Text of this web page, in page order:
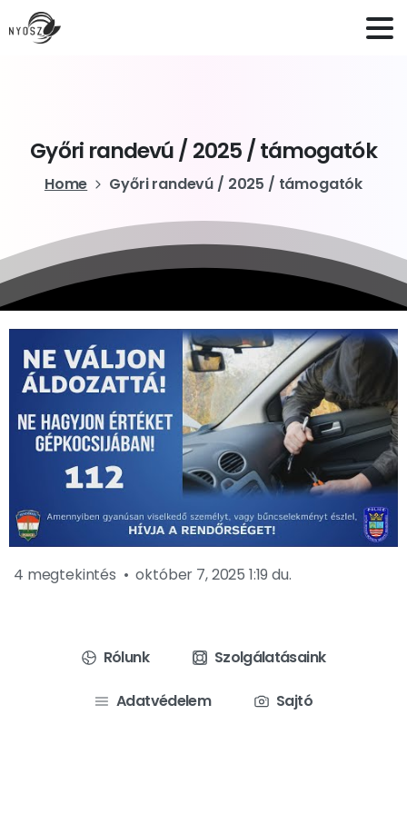
Győri randevú/ 2025/támogatók
Home Győri randevú / 2025 / támogatók
4 megtekintés október 7, 2025 1:19 du.
Rólunk Szolgálatásaink
Adatvédelem Sajtó